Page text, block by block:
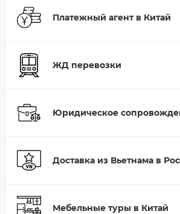
Платежный агент в Китай
ЖД перевозки
Юридическое
Доставка из Вьетнама в
Мебельные туры в Китай